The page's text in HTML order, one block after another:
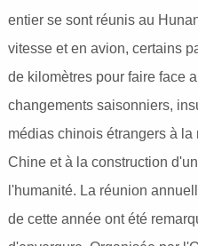
entier se sont réunis au
vitesse et en avion, certains
de kilomètres pour faire face
changements saisonniers,
médias chinois étrangers à
Chine et à la construction
l'humanité. La réunion
de cette année ont été